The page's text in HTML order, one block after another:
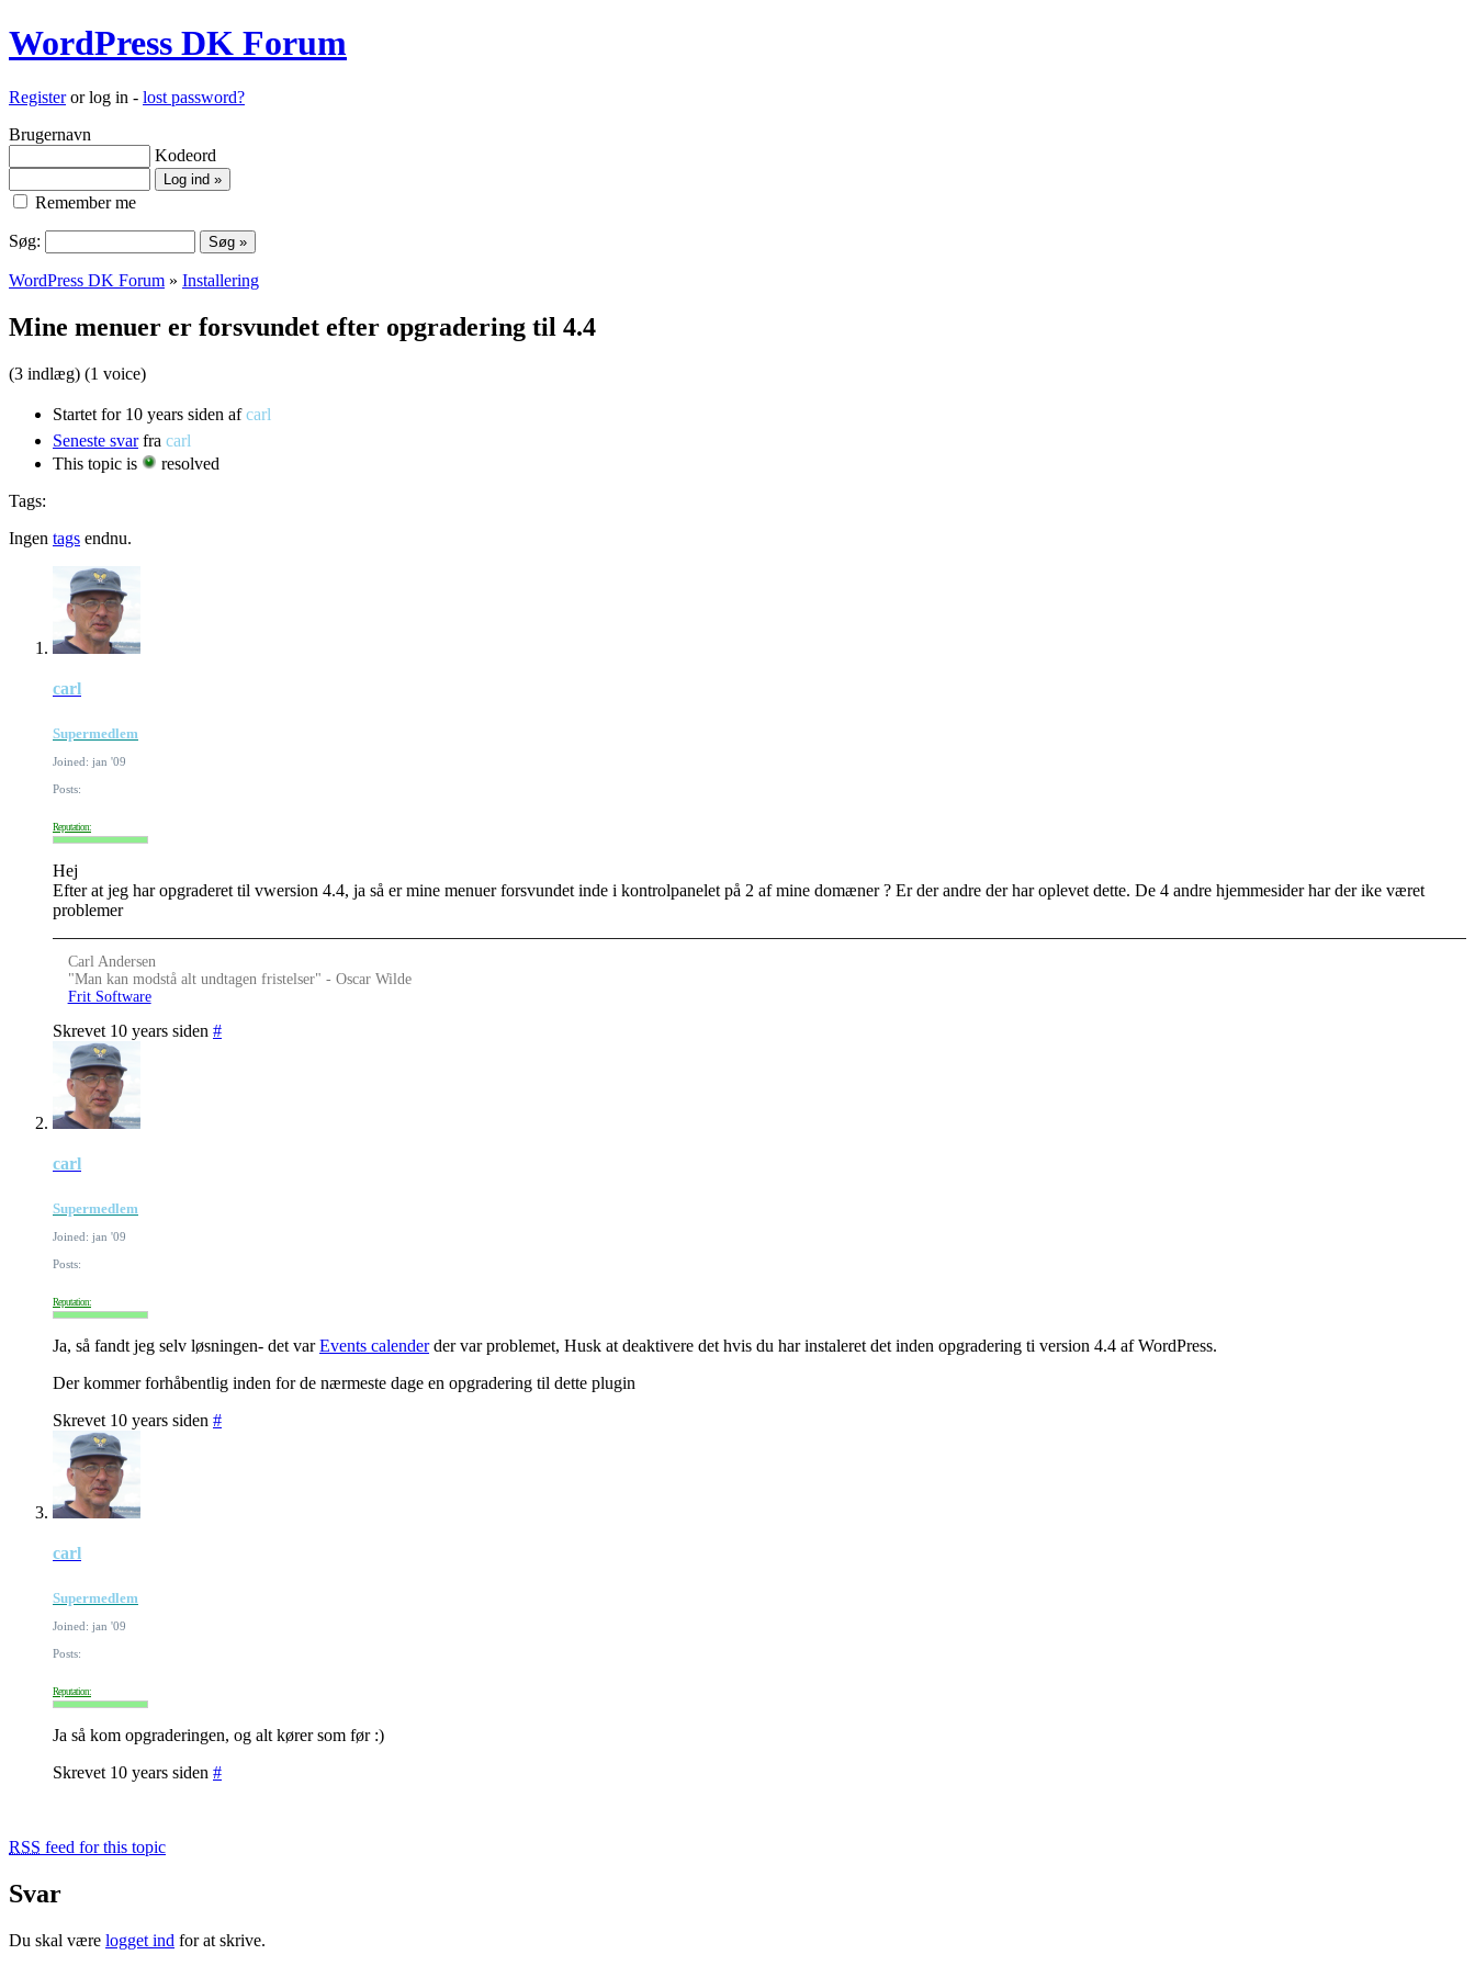
WordPress DK Forum
Registeror log in - lost password?
Brugernavn
Kodeord
Remember me
Søg:
WordPress DK Forum » Installering
Mine menuer er forsvundet efter opgradering til 4.4
(3 indlæg) (1 voice)
Startet for 10 years siden afcarl
Seneste svarfra carl
This topic is
resolved
Tags:
Ingen tags endnu.
carl
Supermedlem
Joined: jan '09
Posts:
Reputation:
Hej
Efter at jeg har opgraderet til vwersion 4.4, ja så er mine menuer forsvundet inde i kontrolpanelet på 2 af mine domæner ? Er der andre der har oplevet dette. De 4 andre hjemmesider har der ike været
problemer
Carl Andersen
"Man kan modstå alt undtagen fristelser" - Oscar Wilde
Frit Software
Skrevet 10 years siden #
carl
Supermedlem
Joined: jan '09
Posts:
Reputation:
Ja, så fandt jeg selv løsningen- det varEvents calenderder var problemet, Husk at deaktivere det hvis du har instaleret det inden opgradering ti version 4.4 af WordPress.
Der kommer forhåbentlig inden for de nærmeste dage en opgradering til dette plugin
Skrevet 10 years siden #
carl
Supermedlem
Joined: jan '09
Posts:
Reputation:
Ja så kom opgraderingen, og alt kører som før :)
Skrevet 10 years siden #
RSS feed for this topic
Svar
Du skal være logget ind for at skrive.